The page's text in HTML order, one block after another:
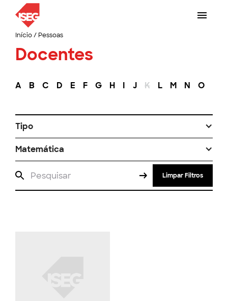
Início/ Pessoas
Docentes
A B C D E F G H I J K L M N O
Tipo
Matemática
Limpar Filtros